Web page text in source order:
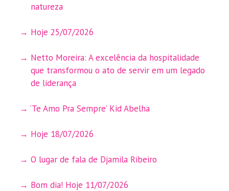
natureza
Hoje 25/07/2026
Netto Moreira: A excelência da hospitalidade
que transformou o ato de servir em um legado
de liderança
‘Te Amo Pra Sempre’ Kid Abelha
Hoje 18/07/2026
O lugar de fala de Djamila Ribeiro
Bom dia! Hoje 11/07/2026